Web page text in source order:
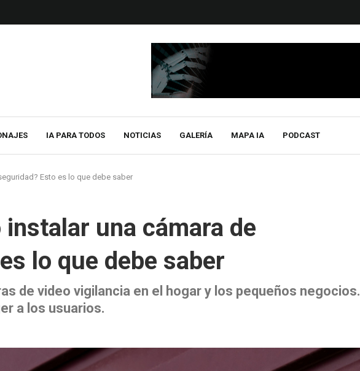
IA PARA TODOS NOTICIAS GALERÍA MAPA IA PODCAST
Esto es lo que debe saber
una cámara de
lo que debe saber
de video vigilancia en el hogar y los pequeños negocios.
a los usuarios.